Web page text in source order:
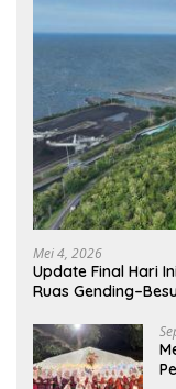
Mei 4, 2026
Update Final Hari
Ruas